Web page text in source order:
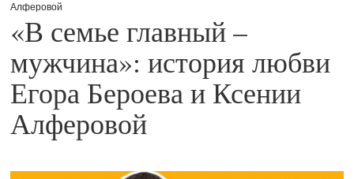
Алферовой
«В семье главный –
мужчина»: история любви
Егора Бероева и Ксении
Алферовой